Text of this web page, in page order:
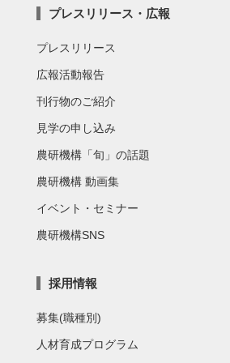
プレスリリース・広報
プレスリリース
広報活動報告
刊行物のご紹介
見学の申し込み
農研機構「旬」の話題
農研機構 動画集
イベント・セミナー
農研機構SNS
採用情報
募集(職種別)
人材育成プログラム